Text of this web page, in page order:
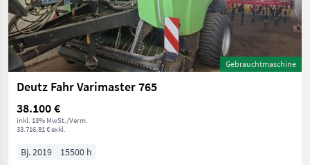
Gebrauchtmaschine
Deutz Fahr Varimaster 765
38.100 €
inkl. 13% MwSt./Verm.
33.716,81 € exkl.
Bj. 2019
15500 h